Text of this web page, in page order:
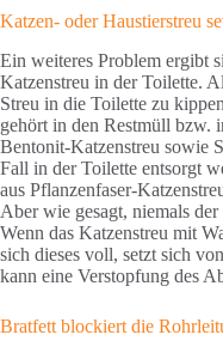
Katzen- oder Haustierstreu
Ein weiteres Problem ergibt
Katzenstreu in der Toilette.
Streu in die Toilette zu
gehört in den Restmüll bzw.
Bentonit-Katzenstreu sowie
Fall in der Toilette entsorgt
aus Pflanzenfaser-
Aber wie gesagt, niemals
Wenn das Katzenstreu mit
sich dieses voll, setzt sich
kann eine Verstopfung des
Bratfett blockiert die